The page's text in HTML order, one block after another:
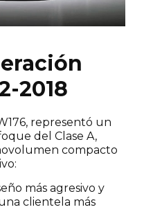
2018
representó un
del Clase A,
compacto
más agresivo y
clientela más